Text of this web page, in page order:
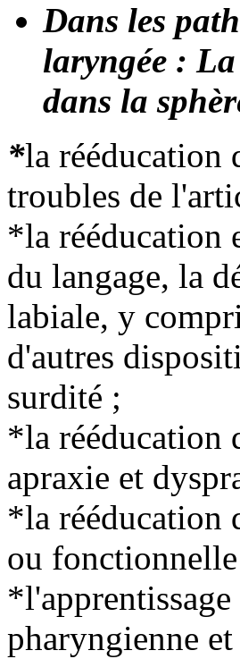
Dans les
laryngée :
dans la
*la rééducation
troubles de
*la rééducation
du langage, la
labiale, y
d'autres
surdité ;
*la rééducation
apraxie et
*la rééducation
ou
pharyngienne